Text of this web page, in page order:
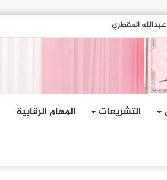
في البحر الأحمر
التشريعات المهام الرقابية